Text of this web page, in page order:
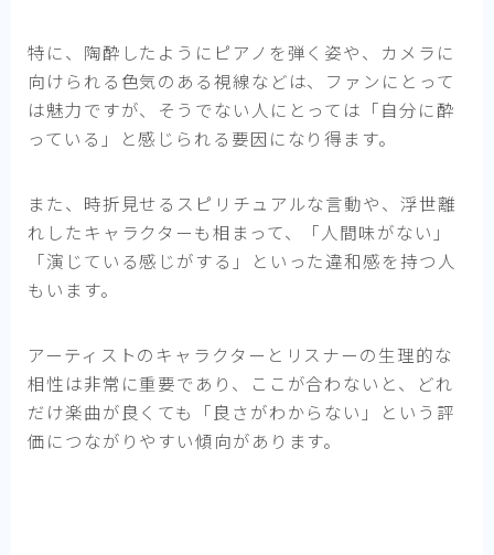
特に、陶酔したようにピアノを弾く姿や、カメラに
向けられる色気のある視線などは、ファンにとって
は魅力ですが、そうでない人にとっては「自分に酔
っている」と感じられる要因になり得ます。
また、時折見せるスピリチュアルな言動や、浮世離
れしたキャラクターも相まって、「人間味がない」
「演じている感じがする」といった違和感を持つ人
もいます。
アーティストのキャラクターとリスナーの生理的な
相性は非常に重要であり、ここが合わないと、どれ
だけ楽曲が良くても「良さがわからない」という評
価につながりやすい傾向があります。